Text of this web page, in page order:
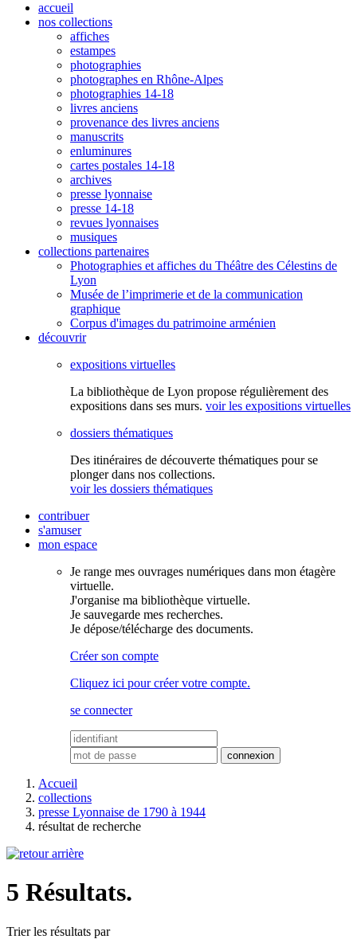
accueil
nos collections
affiches
estampes
photographies
photographes en Rhône-Alpes
photographies 14-18
livres anciens
provenance des livres anciens
manuscrits
enluminures
cartes postales 14-18
archives
presse lyonnaise
presse 14-18
revues lyonnaises
musiques
collections partenaires
Photographies et affiches du Théâtre des Célestins de
Lyon
Musée de l’imprimerie et de la communication
graphique
Corpus d'images du patrimoine arménien
découvrir
expositions virtuelles
La bibliothèque de Lyon propose régulièrement des
expositions dans ses murs. voir les expositions virtuelles
dossiers thématiques
Des itinéraires de découverte thématiques pour se
plonger dans nos collections.
voir les dossiers thématiques
contribuer
s'amuser
mon espace
Je range mes ouvrages numériques dans mon étagère
virtuelle.
J'organise ma bibliothèque virtuelle.
Je sauvegarde mes recherches.
Je dépose/télécharge des documents.
Créer son compte
Cliquez ici pour créer votre compte.
se connecter
Accueil
collections
presse Lyonnaise de 1790 à 1944
résultat de recherche
5 Résultats.
Trier les résultats par